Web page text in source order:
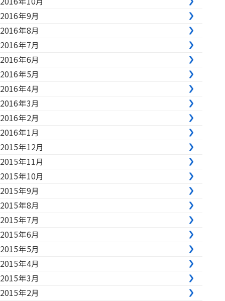
2016年9月
2016年8月
2016年7月
2016年6月
2016年5月
2016年4月
2016年3月
2016年2月
2016年1月
2015年12月
2015年11月
2015年10月
2015年9月
2015年8月
2015年7月
2015年6月
2015年5月
2015年4月
2015年3月
2015年2月